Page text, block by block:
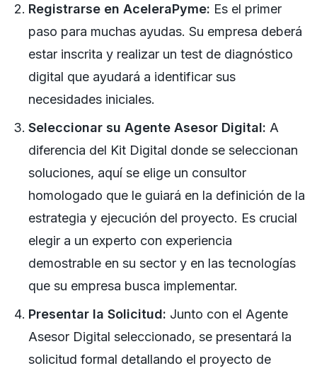
Registrarse en AceleraPyme: Es el primer
paso para muchas ayudas. Su empresa deberá
estar inscrita y realizar un test de diagnóstico
digital que ayudará a identificar sus
necesidades iniciales.
Seleccionar su Agente Asesor Digital: A
diferencia del Kit Digital donde se seleccionan
soluciones, aquí se elige un consultor
homologado que le guiará en la definición de la
estrategia y ejecución del proyecto. Es crucial
elegir a un experto con experiencia
demostrable en su sector y en las tecnologías
que su empresa busca implementar.
Presentar la Solicitud: Junto con el Agente
Asesor Digital seleccionado, se presentará la
solicitud formal detallando el proyecto de